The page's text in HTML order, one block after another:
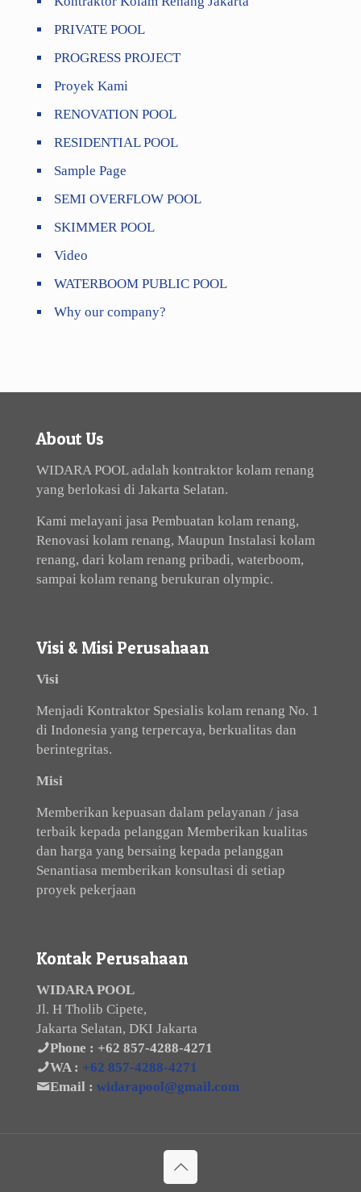
PRIVATE POOL
PROGRESS PROJECT
Proyek Kami
RENOVATION POOL
RESIDENTIAL POOL
Sample Page
SEMI OVERFLOW POOL
SKIMMER POOL
Video
WATERBOOM PUBLIC POOL
Why our company?
About Us
WIDARA POOL adalah kontraktor kolam renang
yang berlokasi di Jakarta Selatan.
Kami melayani jasa Pembuatan kolam renang,
Renovasi kolam renang, Maupun Instalasi kolam
renang, dari kolam renang pribadi, waterboom,
sampai kolam renang berukuran olympic.
Visi & Misi Perusahaan
Visi
Menjadi Kontraktor Spesialis kolam renang No. 1
di Indonesia yang terpercaya, berkualitas dan
berintegritas.
Misi
Memberikan kepuasan dalam pelayanan / jasa
terbaik kepada pelanggan Memberikan kualitas
dan harga yang bersaing kepada pelanggan
Senantiasa memberikan konsultasi di setiap
proyek pekerjaan
Kontak Perusahaan
WIDARA POOL
Jl. H Tholib Cipete,
Jakarta Selatan, DKI Jakarta
Phone : +62 857-4288-4271
WA : +62 857-4288-4271
Email : widarapool@gmail.com